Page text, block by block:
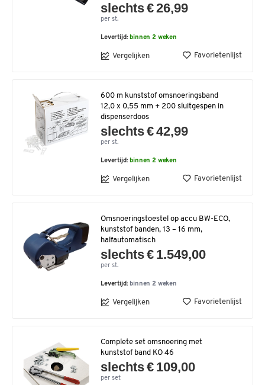
slechts € 26,99
per st.
Levertijd:binnen 2 weken
Vergelijken Favorietenlijst
600 m kunststof omsnoeringsband
12,0 x 0,55 mm + 200 sluitgespen in
dispenserdoos
slechts € 42,99
per st.
Levertijd:binnen 2 weken
Vergelijken Favorietenlijst
Omsnoeringstoestel op accu BW-ECO,
kunststof banden, 13 – 16 mm,
halfautomatisch
slechts € 1.549,00
per st.
Levertijd:binnen 2 weken
Vergelijken Favorietenlijst
Complete set omsnoering met
kunststof band KO 46
slechts € 109,00
per set